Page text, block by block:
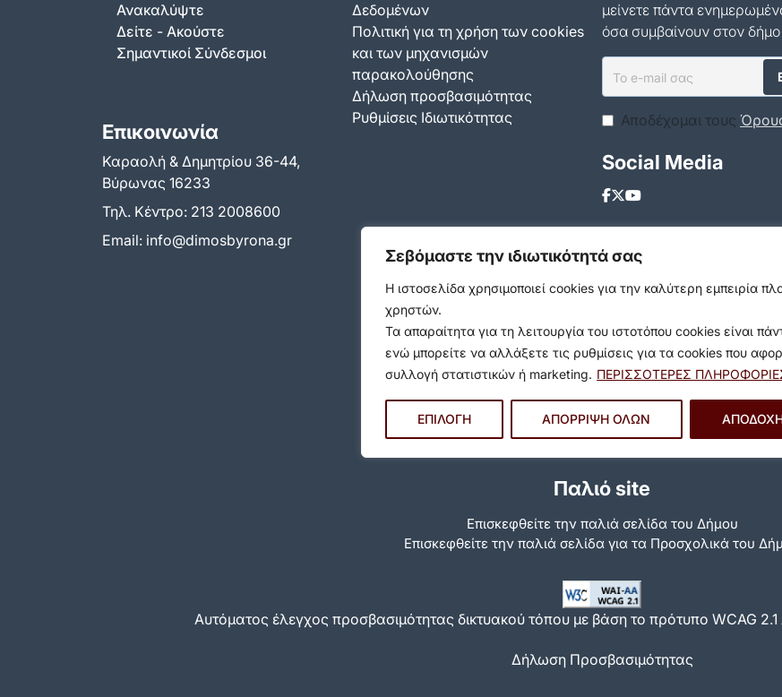
Σεβόμαστε την ιδιωτικότητά σας
Η ιστοσελίδα χρησιμοποιεί cookies για την καλύτερη εμπειρία
χρηστών.
Τα απαραίτητα για τη λειτουργία του ιστοτόπου cookies είναι
ενώ μπορείτε να αλλάξετε τις ρυθμίσεις για τα cookies που
συλλογή στατιστικών ή marketing. ΠΕΡΙΣΣΟΤΕΡΕΣ
ΕΠΙΛΟΓΗ ΑΠΟΡΡΙΨΗ ΟΛΩΝ
Ανακαλύψτε
Δείτε - Ακούστε
Σημαντικοί Σύνδεσμοι
Επικοινωνία
Καραολή & Δημητρίου 36-44,
Βύρωνας 16233
Τηλ. Κέντρο: 213 2008600
Email: info@dimosbyrona.gr
Δεδομένων
Πολιτική για τη χρήση των cookies
και των μηχανισμών
παρακολούθησης
Δήλωση προσβασιμότητας
Ρυθμίσεις Ιδιωτικότητας
μείνετε πάντα
όσα συμβαίνουν στον
Αποδέχομαι τους
Social Media
Παλιό site
Επισκεφθείτε την παλιά σελίδα του Δήμου
Eπισκεφθείτε την παλιά σελίδα για τα Προσχολικά του
Αυτόματος έλεγχος προσβασιμότητας δικτυακού τόπου με βάση το πρότυπο WCAG 2.1
Δήλωση Προσβασιμότητας